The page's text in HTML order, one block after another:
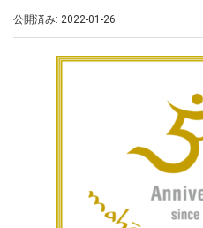
公開済み: 2022-01-26